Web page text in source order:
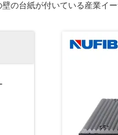
の台紙が付いている産業イ